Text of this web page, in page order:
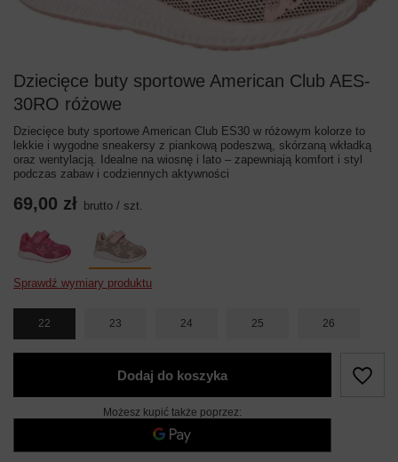
Dziecięce buty sportowe American Club AES-
30RO różowe
Dziecięce buty sportowe American Club ES30 w różowym kolorze to
lekkie i wygodne sneakersy z piankową podeszwą, skórzaną wkładką
oraz wentylacją. Idealne na wiosnę i lato – zapewniają komfort i styl
podczas zabaw i codziennych aktywności
69,00 zł brutto / szt.
Sprawdź wymiary produktu
22 23 24 25 26
Dodaj do koszyka
Możesz kupić także poprzez: